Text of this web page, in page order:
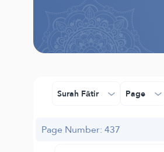
Surah Fātir Page
Page Number: 437